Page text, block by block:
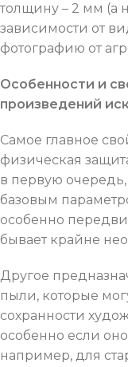
толщину – 2 мм (а
зависимости от
фотографию от
Особенности и
произведений
Самое главное
физическая
в первую
базовым
особенно
бывает крайне
Другое
пыли, которые
сохранности
особенно если
например, для